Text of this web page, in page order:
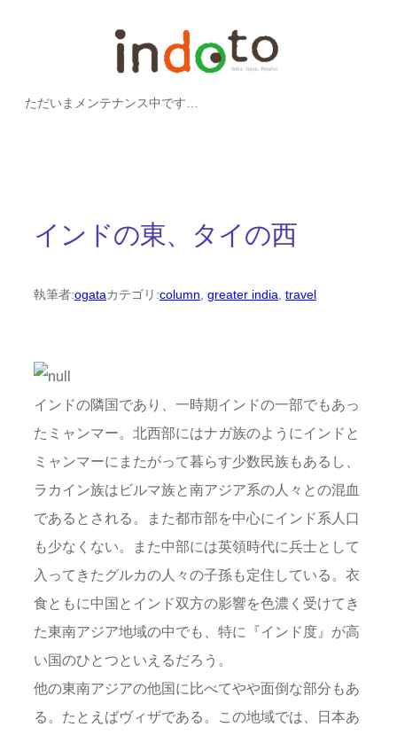
ただいまメンテナンス中です…
インドの東、タイの西
執筆者:ogataカテゴリ:column greater india travel
インドの隣国であり、一時期インドの一部でもあっ
たミャンマー。北西部にはナガ族のようにインドと
ミャンマーにまたがって暮らす少数民族もあるし、
ラカイン族はビルマ族と南アジア系の人々との混血
であるとされる。また都市部を中心にインド系人口
も少なくない。また中部には英領時代に兵士として
入ってきたグルカの人々の子孫も定住している。衣
食ともに中国とインド双方の影響を色濃く受けてき
た東南アジア地域の中でも、特に『インド度』が高
い国のひとつといえるだろう。
他の東南アジアの他国に比べてやや面倒な部分もあ
る。たとえばヴィザである。この地域では、日本あ